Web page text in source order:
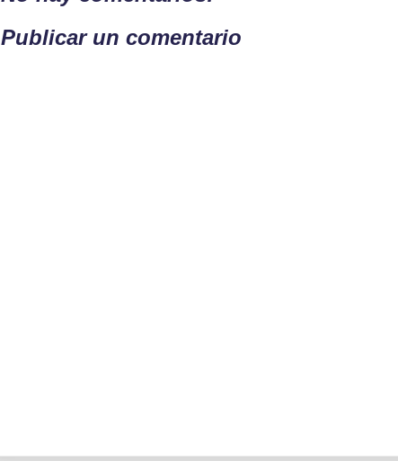
Publicar un comentario